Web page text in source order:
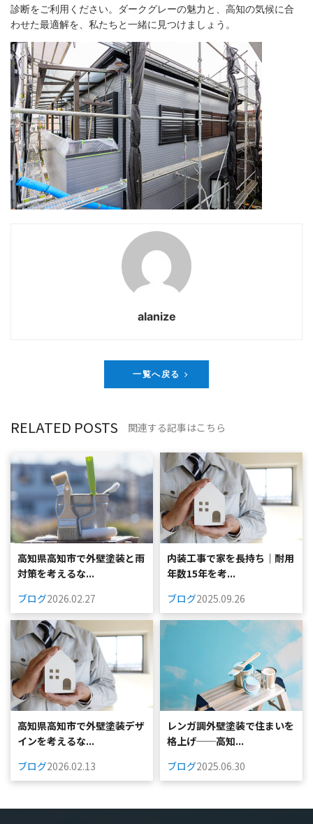
診断をご利用ください。ダークグレーの魅力と、高知の気候に合
わせた最適解を、私たちと一緒に見つけましょう。
alanize
一覧へ戻る
RELATED POSTS 関連する記事はこちら
高知県高知市で外壁塗装と雨
対策を考えるな...
ブログ2026.02.27
内装工事で家を長持ち｜耐用
年数15年を考...
ブログ2025.09.26
高知県高知市で外壁塗装デザ
インを考えるな...
ブログ2026.02.13
レンガ調外壁塗装で住まいを
格上げ──高知...
ブログ2025.06.30